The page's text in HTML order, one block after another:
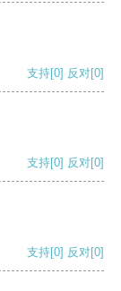
支持[0] 反对[0]
支持[0] 反对[0]
支持[0] 反对[0]